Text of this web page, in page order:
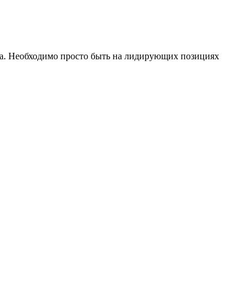
Необходимо просто быть на лидирующих позициях